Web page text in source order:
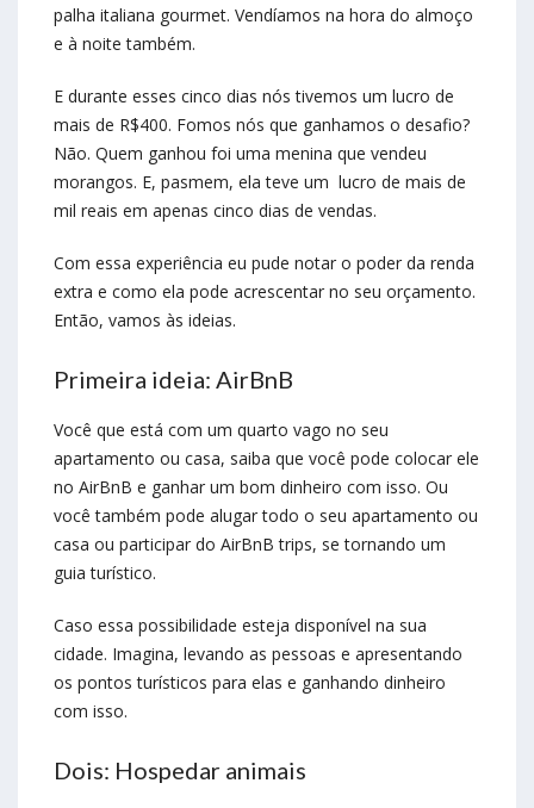
palha italiana gourmet. Vendíamos na hora do almoço
e à noite também.
E durante esses cinco dias nós tivemos um lucro de
mais de R$400. Fomos nós que ganhamos o desafio?
Não. Quem ganhou foi uma menina que vendeu
morangos. E, pasmem, ela teve um lucro de mais de
mil reais em apenas cinco dias de vendas.
Com essa experiência eu pude notar o poder da renda
extra e como ela pode acrescentar no seu orçamento.
Então, vamos às ideias.
Primeira ideia: AirBnB
Você que está com um quarto vago no seu
apartamento ou casa, saiba que você pode colocar ele
no AirBnB e ganhar um bom dinheiro com isso. Ou
você também pode alugar todo o seu apartamento ou
casa ou participar do AirBnB trips, se tornando um
guia turístico.
Caso essa possibilidade esteja disponível na sua
cidade. Imagina, levando as pessoas e apresentando
os pontos turísticos para elas e ganhando dinheiro
com isso.
Dois: Hospedar animais